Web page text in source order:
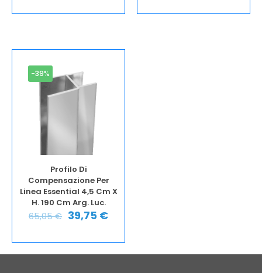
-39%
Profilo Di
Compensazione Per
Linea Essential 4,5 Cm X
H. 190 Cm Arg. Luc.
65,05€ 39,75 €